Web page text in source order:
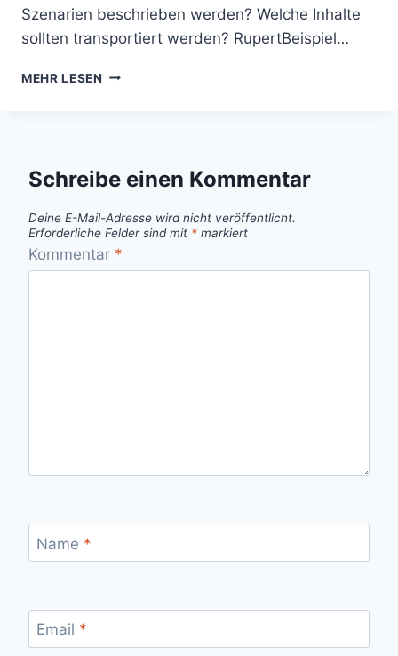
Szenarien beschrieben werden? Welche Inhalte
sollten transportiert werden? RupertBeispiel…
MEHR LESEN WEEKLY
FRAGEBOGEN,
USE
Schreibe einen Kommentar
Deine E-Mail-Adresse wird nicht veröffentlicht.
Erforderliche Felder sind mit * markiert
Kommentar *
Name *
Email *